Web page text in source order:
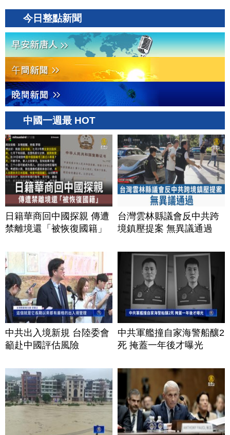
今日整點新聞
中國一週最 HOT
日籍華商回中國探親 傳遭
禁離境還「被恢復國籍」
台灣雲林縣議會反中共跨
境鎮壓提案 無異議通過
中共出入境新規 台陸委會
籲赴中國評估風險
中共軍艦撞自家海警船釀2
死 掩蓋一年後才曝光